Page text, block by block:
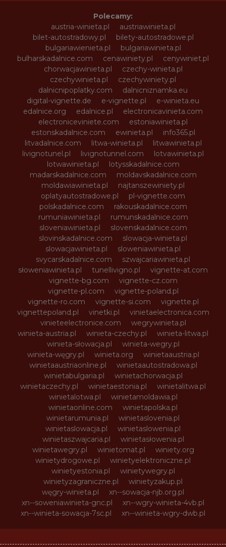
Polecamy:
austria-winieta.pl
austriawinieta.pl
bilet-autostradowy.pl
bilety-autostradowe.pl
bulgariawienieta.pl
bulgariawinieta.pl
bulharskadalnice.com
cenawiniety.pl
cenywiniet.pl
chorwacjawinieta.pl
czechy-winieta.pl
czechywinieta.pl
czechywiniety.pl
dalnicnipoplatky.com
dalnicniznamka.eu
digital-vignette.de
e-vignette.pl
e-winieta.eu
edalnice.org
edalnice.pl
electronicavinieta.com
electroniceviniete.com
estoniawinieta.pl
estonskadalnice.com
ewinieta.pl
info365.pl
litvadalnice.com
litwa-winieta.pl
litwawinieta.pl
livignotunel.pl
livignotunnel.com
lotvawinieta.pl
lotwawinieta.pl
lotysskadalnice.com
madarskadalnice.com
moldavskadalnice.com
moldawiawinieta.pl
najtanszewiniety.pl
oplatyautostradowe.pl
pl-vignette.com
polskadalnice.com
rakouskadalnice.com
rumuniawinieta.pl
rumunskadalnice.com
sloveniawinieta.pl
slovenskadalnice.com
slovinskadalnice.com
slowacja-winieta.pl
slowacjawinieta.pl
sloweniawinieta.pl
svycarskadalnice.com
szwajcariawinieta.pl
słoweniawinieta.pl
tunellivigno.pl
vignette-at.com
vignette-bg.com
vignette-cz.com
vignette-pl.com
vignette-poland.pl
vignette-ro.com
vignette-si.com
vignette.pl
vignettepoland.pl
vinetki.pl
vinietaelectronica.com
vinieteelectronice.com
wegrywinieta.pl
winieta-austria.pl
winieta-czechy.pl
winieta-litwa.pl
winieta-słowacja.pl
winieta-wegry.pl
winieta-węgry.pl
winieta.org
winietaaustria.pl
winietaaustriaonline.pl
winietaautostradowa.pl
winietabulgaria.pl
winietachorwacja.pl
winietaczechy.pl
winietaestonia.pl
winietalitwa.pl
winietalotwa.pl
winietamoldawia.pl
winietaonline.com
winietapolska.pl
winietarumunia.pl
winietaslovenia.pl
winietaslowacja.pl
winietaslowenia.pl
winietaszwajcaria.pl
winietasłowenia.pl
winietawegry.pl
winietomat.pl
winiety.org
winietydrogowe.pl
winietyelektroniczne.pl
winietyestonia.pl
winietywegry.pl
winietyzagraniczne.pl
winietyzakup.pl
węgry-winieta.pl
xn--sowacja-njb.org.pl
xn--soweniawinieta-gnc.pl
xn--wgry-winieta-4vb.pl
xn--winieta-sowacja-7sc.pl
xn--winieta-wgry-dwb.pl